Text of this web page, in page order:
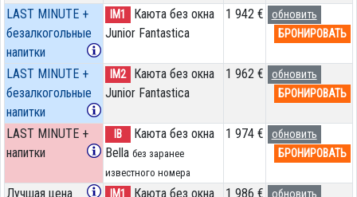
LAST MINUTE +
безалкогольные
напитки
IM1
Каюта без окна
Junior Fantastica
1 942 €
обновить
БРОНИРОВАТЬ
LAST MINUTE +
безалкогольные
напитки
IM2
Каюта без окна
Junior Fantastica
1 962 €
обновить
БРОНИРОВАТЬ
LAST MINUTE +
напитки
IB
Каюта без окна
Bella без заранее
известного номера
1 974 €
обновить
БРОНИРОВАТЬ
Лучшая цена IM1 Каюта без окна 1 986 € обновить